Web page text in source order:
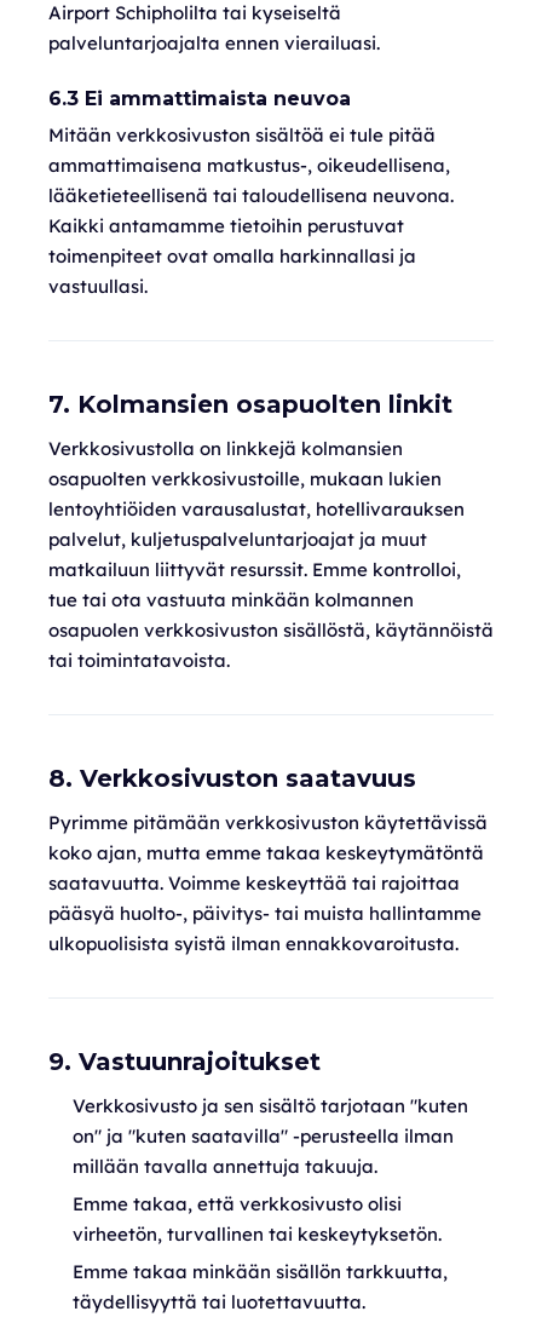
Airport Schipholilta tai kyseiseltä
palveluntarjoajalta ennen vierailuasi.
6.3 Ei ammattimaista neuvoa
Mitään verkkosivuston sisältöä ei tule pitää
ammattimaisena matkustus-, oikeudellisena,
lääketieteellisenä tai taloudellisena neuvona.
Kaikki antamamme tietoihin perustuvat
toimenpiteet ovat omalla harkinnallasi ja
vastuullasi.
7. Kolmansien osapuolten linkit
Verkkosivustolla on linkkejä kolmansien
osapuolten verkkosivustoille, mukaan lukien
lentoyhtiöiden varausalustat, hotellivarauksen
palvelut, kuljetuspalveluntarjoajat ja muut
matkailuun liittyvät resurssit. Emme kontrolloi,
tue tai ota vastuuta minkään kolmannen
osapuolen verkkosivuston sisällöstä, käytännöistä
tai toimintatavoista.
8. Verkkosivuston saatavuus
Pyrimme pitämään verkkosivuston käytettävissä
koko ajan, mutta emme takaa keskeytymätöntä
saatavuutta. Voimme keskeyttää tai rajoittaa
pääsyä huolto-, päivitys- tai muista hallintamme
ulkopuolisista syistä ilman ennakkovaroitusta.
9. Vastuunrajoitukset
Verkkosivusto ja sen sisältö tarjotaan "kuten
on" ja "kuten saatavilla" -perusteella ilman
millään tavalla annettuja takuuja.
Emme takaa, että verkkosivusto olisi
virheetön, turvallinen tai keskeytyksetön.
Emme takaa minkään sisällön tarkkuutta,
täydellisyyttä tai luotettavuutta.